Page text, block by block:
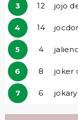
3 12 jojo
4 14 jocdor
5 4
6 8 joker
7 6